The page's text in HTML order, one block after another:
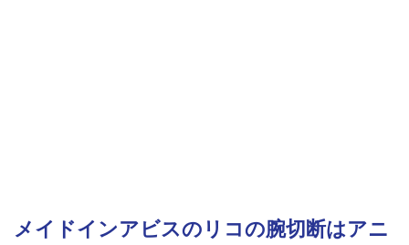
メイドインアビスのリコの腕切断はアニ